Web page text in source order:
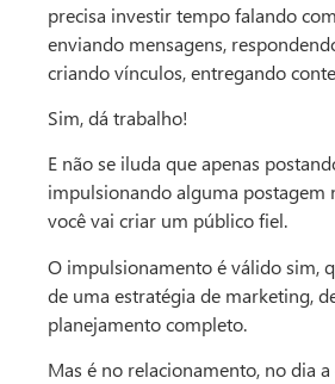
precisa investir tempo falando
enviando mensagens,
criando vínculos, entregando
Sim, dá trabalho!
E não se iluda que apenas
impulsionando alguma postagem
você vai criar um público fiel.
O impulsionamento é válido sim,
de uma estratégia de marketing,
planejamento completo.
Mas é no relacionamento, no dia